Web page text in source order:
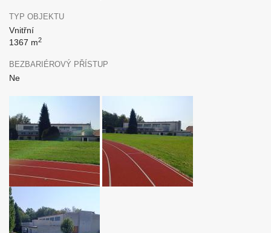
TYP OBJEKTU
Vnitřní
1367 m2
BEZBARIÉROVÝ PŘÍSTUP
Ne